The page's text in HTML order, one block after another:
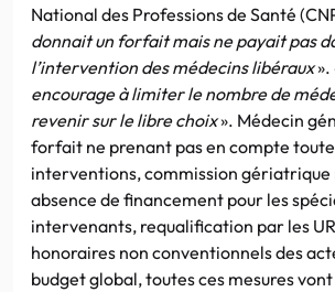
National des Professions de Santé
donnait un forfait mais ne payait pas
l’intervention des médecins libéraux».
encourage à limiter le nombre de
revenir sur le libre choix». Médecin
forfait ne prenant pas en compte
interventions, commission gériatrique
absence de financement pour les
intervenants, requalification par les
honoraires non conventionnels des
budget global, toutes ces mesures